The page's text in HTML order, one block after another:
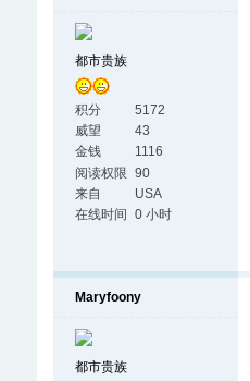
都市贵族
积分
5172
威望
43
金钱
1116
阅读权限 90
来自
USA
在线时间
0 小时
Maryfoony
都市贵族